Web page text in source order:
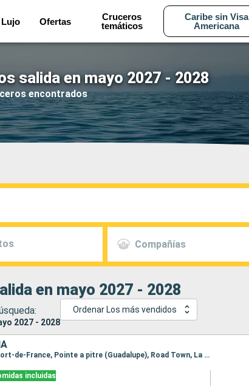
Lujo Ofertas
Cruceros
temáticos
Caribe sin Visa
Americana
salida en mayo 2027 - 2028
encontrados
Compañías
en mayo 2027 - 2028
2027 - 2028
Ordenar Los más vendidos
Itinerario : La Romana, Isla Catalina, Bridgetown, Fort-de-France, Pointe a pitre (Guadalupe), Road Town, La Romana
incluidas